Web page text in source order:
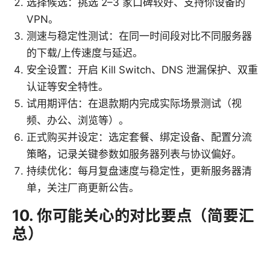
VPN。
测速与稳定性测试：在同一时间段对比不同服务器
的下载/上传速度与延迟。
安全设置：开启 Kill Switch、DNS 泄漏保护、双重
认证等安全特性。
试用期评估：在退款期内完成实际场景测试（视
频、办公、浏览等）。
正式购买并设定：选定套餐、绑定设备、配置分流
策略，记录关键参数如服务器列表与协议偏好。
持续优化：每月复盘速度与稳定性，更新服务器清
单，关注厂商更新公告。
10. 你可能关心的对比要点（简要汇
总）